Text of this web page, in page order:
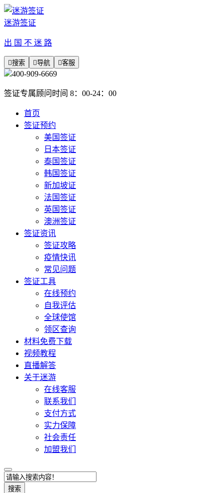
迷游签证
出 国 不 迷 路
搜索 导航 客服
400-909-6669
签证专属顾问时间 8：00-24：00
首页
签证预约
美国签证
日本签证
泰国签证
韩国签证
新加坡证
法国签证
英国签证
澳洲签证
签证资讯
签证攻略
疫情快讯
常见问题
签证工具
在线预约
自我评估
全球使馆
领区查询
材料免费下载
视频教程
直播解答
关于迷游
在线客服
联系我们
支付方式
实力保障
社会责任
加盟我们
搜索